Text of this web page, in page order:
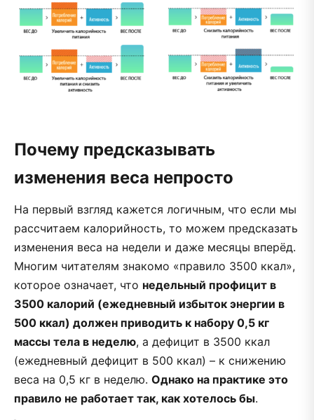
Почему предсказывать
изменения веса непросто
На первый взгляд кажется логичным, что если мы
рассчитаем калорийность, то можем предсказать
изменения веса на недели и даже месяцы вперёд.
Многим читателям знакомо «правило 3500 ккал»,
которое означает, что недельный профицит в
3500 калорий (ежедневный избыток энергии в
500 ккал) должен приводить к набору 0,5 кг
массы тела в неделю, а дефицит в 3500 ккал
(ежедневный дефицит в 500 ккал) – к снижению
веса на 0,5 кг в неделю. Однако на практике это
правило не работает так, как хотелось бы.